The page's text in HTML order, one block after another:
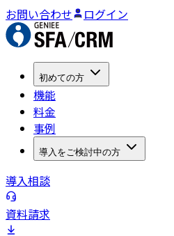
お問い合わせ ログイン
初めての方
機能
料金
事例
導入をご検討中の方
導入相談
資料請求